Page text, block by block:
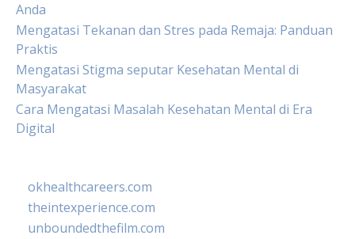
Anda
Mengatasi Tekanan dan Stres pada Remaja: Panduan
Praktis
Mengatasi Stigma seputar Kesehatan Mental di
Masyarakat
Cara Mengatasi Masalah Kesehatan Mental di Era
Digital
okhealthcareers.com
theintexperience.com
unboundedthefilm.com